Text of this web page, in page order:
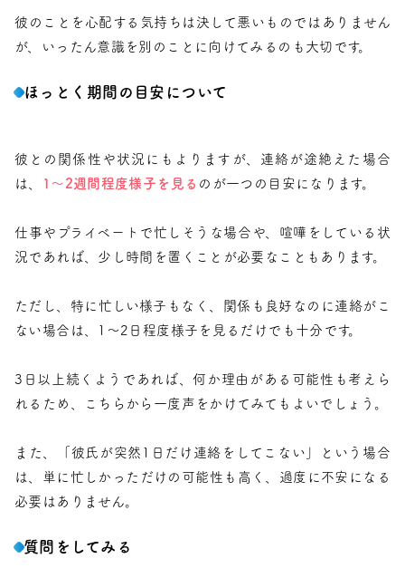
彼のことを心配する気持ちは決して悪いものではありません
が、いったん意識を別のことに向けてみるのも大切です。
ほっとく期間の目安について
彼との関係性や状況にもよりますが、連絡が途絶えた場合
は、
1〜2週間程度様子を見る のが一つの目安になります。
仕事やプライベートで忙しそうな場合や、喧嘩をしている状
況であれば、少し時間を置くことが必要なこともあります。
ただし、特に忙しい様子もなく、関係も良好なのに連絡がこ
ない場合は、1〜2日程度様子を見るだけでも十分です。
3日以上続くようであれば、何か理由がある可能性も考えら
れるため、こちらから一度声をかけてみてもよいでしょう。
また、「彼氏が突然1日だけ連絡をしてこない」という場合
は、単に忙しかっただけの可能性も高く、過度に不安になる
必要はありません。
質問をしてみる